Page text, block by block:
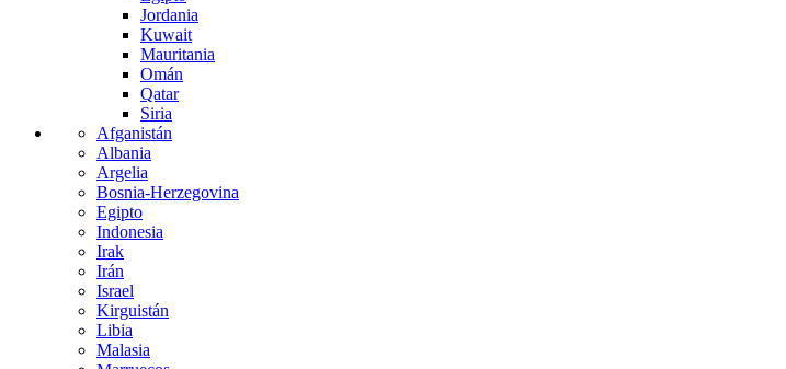
Jordania
Kuwait
Mauritania
Omán
Qatar
Siria
Afganistán
Albania
Argelia
Bosnia-Herzegovina
Egipto
Indonesia
Irak
Irán
Israel
Kirguistán
Libia
Malasia